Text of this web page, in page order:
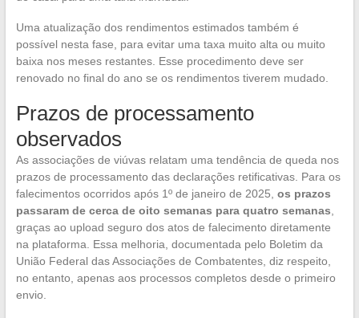
Uma atualização dos rendimentos estimados também é
possível nesta fase, para evitar uma taxa muito alta ou muito
baixa nos meses restantes. Esse procedimento deve ser
renovado no final do ano se os rendimentos tiverem mudado.
Prazos de processamento
observados
As associações de viúvas relatam uma tendência de queda nos
prazos de processamento das declarações retificativas. Para os
falecimentos ocorridos após 1º de janeiro de 2025, os prazos
passaram de cerca de oito semanas para quatro semanas
graças ao upload seguro dos atos de falecimento diretamente
na plataforma. Essa melhoria, documentada pelo Boletim da
União Federal das Associações de Combatentes, diz respeito,
no entanto, apenas aos processos completos desde o primeiro
envio.